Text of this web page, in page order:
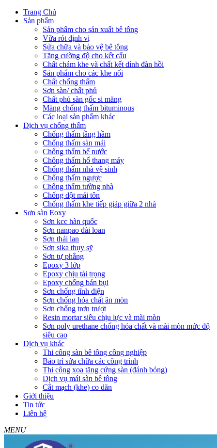
Trang Chủ
Sản phẩm
Sản phẩm cho sản xuất bê tông
Vữa rót định vị
Sửa chữa và bảo vệ bê tông
Tăng cường độ cho kết cấu
Chất chám khe và chất kết dính đàn hồi
Sản phẩm cho các khe nối
Chất chống thấm
Sơn sàn/ chất phủ
Chất phủ sàn gốc si măng
Màng chống thấm bituminous
Các loại sản phẩm khác
Dịch vụ chống thấm
Chống thấm tầng hầm
Chống thấm sàn mái
Chống thấm bể nước
Chống thấm hố thang máy
Chống thấm nhà vệ sinh
Chống thấm ngược
Chống thấm tường nhà
Chống dột mái tôn
Chống thấm khe tiếp giáp giữa 2 nhà
Sơn sàn Eoxy
Sơn kcc hàn quốc
Sơn nanpao đài loan
Sơn thái lan
Sơn sika thụy sỹ
Sơn tự phẳng
Epoxy 3 lớp
Epoxy chịu tải trọng
Epoxy chống bán bụi
Sơn chống tĩnh điện
Sơn chống hóa chất ăn mòn
Sơn chống trơn trượt
Resin mortar siêu chịu lực và mài mòn
Sơn poly urethane chống hóa chất và mài mòn mức độ
siêu cao
Dịch vụ khác
Thi công sàn bê tông công nghiệp
Bảo trì sửa chữa các công trình
Thi công xoa tăng cứng sàn (đánh bóng)
Dịch vụ mái sàn bê tông
Cắt mạch (khe) co dãn
Giới thiệu
Tin tức
Liên hệ
MENU